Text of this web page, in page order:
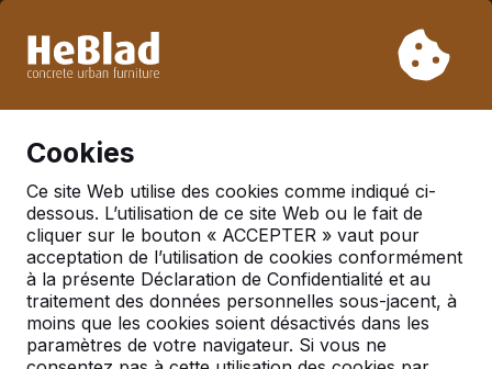
semaine 31 à la semaine 33. Veuillez donc tenir compte des
délais de livraison plus longs.
Cookies
Ce site Web utilise des cookies comme indiqué ci-
dessous. L’utilisation de ce site Web ou le fait de
cliquer sur le bouton « ACCEPTER » vaut pour
acceptation de l’utilisation de cookies conformément
à la présente Déclaration de Confidentialité et au
traitement des données personnelles sous-jacent, à
moins que les cookies soient désactivés dans les
paramètres de votre navigateur. Si vous ne
Tables de ping-pong